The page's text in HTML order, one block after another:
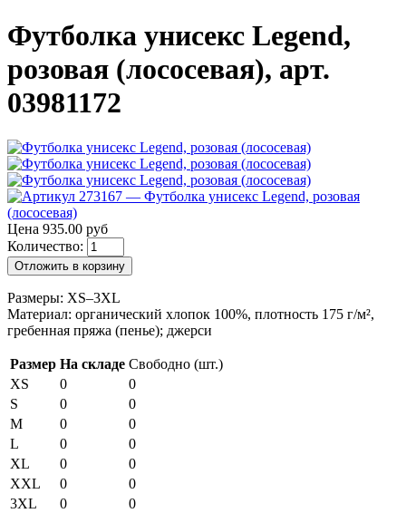
Футболка унисекс Legend,
розовая (лососевая), арт.
03981172
Цена 935.00 руб
Количество:
Отложить в корзину
Размеры: XS–3XL
Материал: органический хлопок 100%, плотность 175 г/м²,
гребенная пряжа (пенье); джерси
Размер На складе Свободно (шт.)
XS
0
0
S
0
0
M
0
0
L
0
0
XL
0
0
XXL
0
0
3XL
0
0